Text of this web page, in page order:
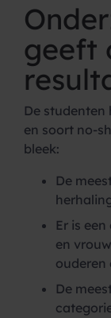
geeft
De studenten
en soort no-
bleek:
De
Er is
en
ouderen
De